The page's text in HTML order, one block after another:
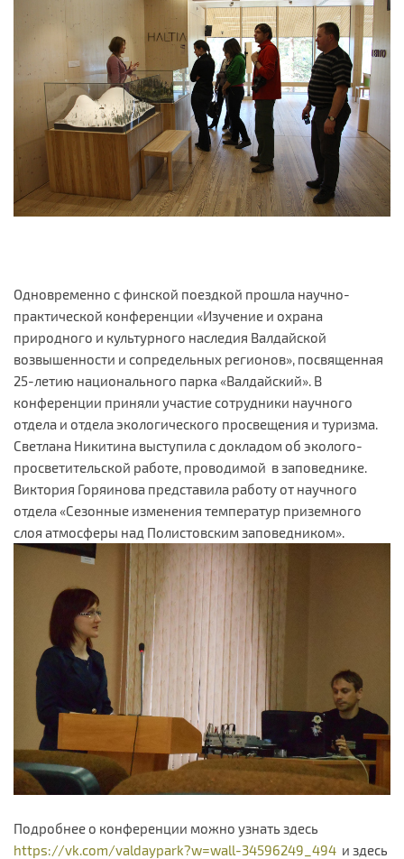
Одновременно с финской поездкой прошла научно-
практической конференции «Изучение и охрана
природного и культурного наследия Валдайской
возвышенности и сопредельных регионов», посвященная
25-летию национального парка «Валдайский». В
конференции приняли участие сотрудники научного
отдела и отдела экологического просвещения и туризма.
Светлана Никитина выступила с докладом об эколого-
просветительской работе, проводимой в заповеднике.
Виктория Горяинова представила работу от научного
отдела «Сезонные изменения температур приземного
слоя атмосферы над Полистовским заповедником».
Подробнее о конференции можно узнать здесь
https://vk.com/valdaypark?w=wall-34596249_494 и здесь